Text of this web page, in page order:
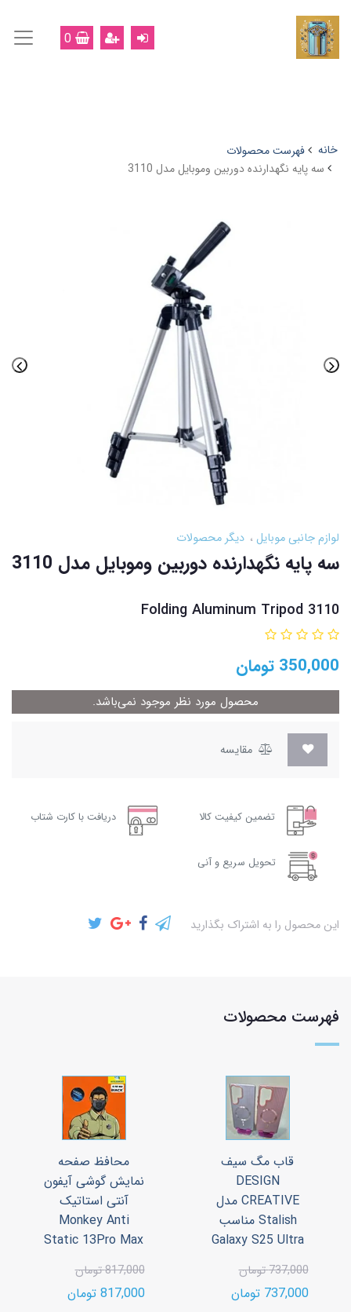
0
خانه
فهرست محصولات
سه پایه نگهدارنده دوربین وموبایل مدل 3110
لوازم جانبی موبایل دیگر محصولات
سه پایه نگهدارنده دوربین وموبایل مدل 3110
Folding Aluminum Tripod 3110
350,000 تومان
محصول مورد نظر موجود نمی‌باشد.
مقایسه
تضمین کیفیت کالا دریافت با کارت شتاب
تحویل سریع و آنی
این محصول را به اشتراک بگذارید
فهرست محصولات
قاب مگ سیف
DESIGN
CREATIVE مدل
Stalish مناسب
Galaxy S25 Ultra
737,000 تومان
737,000 تومان
محافظ صفحه
نمایش گوشی آیفون
آنتی استاتیک
Monkey Anti
Static 13Pro Max
817,000 تومان
817,000 تومان